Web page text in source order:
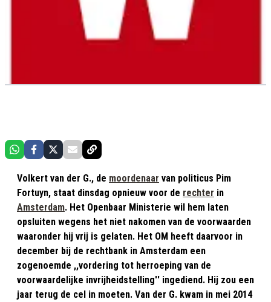
Volkert van der G., de moordenaar van politicus Pim
Fortuyn, staat dinsdag opnieuw voor de rechter in
Amsterdam. Het Openbaar Ministerie wil hem laten
opsluiten wegens het niet nakomen van de voorwaarden
waaronder hij vrij is gelaten. Het OM heeft daarvoor in
december bij de rechtbank in Amsterdam een
zogenoemde ,,vordering tot herroeping van de
voorwaardelijke invrijheidstelling'' ingediend. Hij zou een
jaar terug de cel in moeten. Van der G. kwam in mei 2014